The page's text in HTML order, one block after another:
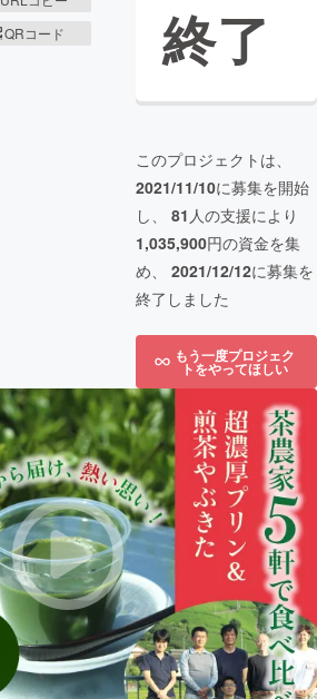
QRコード 終了
このプロジェクトは、
2021/11/10に募集を開始
し、 81 人の支援により
1,035,900円の資金を集
め、 2021/12/12に募集を
終了しました
もう一度プロジェク
トをやってほしい